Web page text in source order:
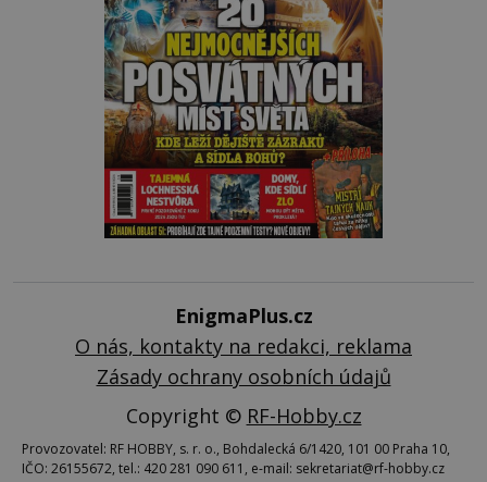
EnigmaPlus.cz
O nás, kontakty na redakci, reklama
Zásady ochrany osobních údajů
Copyright © RF-Hobby.cz
Provozovatel: RF HOBBY, s. r. o., Bohdalecká 6/1420, 101 00 Praha 10,
IČO: 26155672, tel.: 420 281 090 611, e-mail: sekretariat@rf-hobby.cz